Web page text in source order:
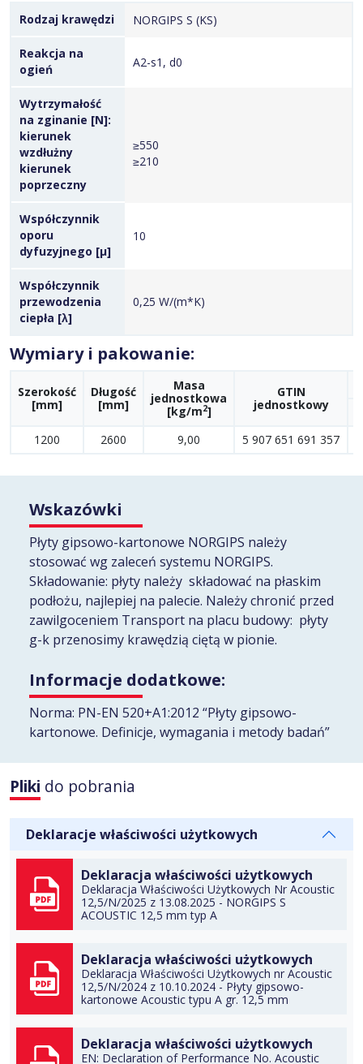
Rodzaj krawędzi NORGIPS S (KS)
Reakcja na
ogień
A2-s1, d0
Wytrzymałość
na zginanie [N]:
kierunek
wzdłużny
kierunek
poprzeczny
≥550
≥210
Współczynnik
oporu
dyfuzyjnego [µ]
10
Współczynnik
przewodzenia
ciepła [λ]
0,25 W/(m*K)
Wymiary i pakowanie:
Szerokość
[mm]
Długość
[mm]
Masa
jednostkowa
[kg/m2]
GTIN
jednostkowy
1200
2600 9,00 5 907 651 691 357
Wskazówki
Płyty gipsowo-kartonowe NORGIPS należy
stosować wg zaleceń systemu NORGIPS.
Składowanie: płyty należy składować na płaskim
podłożu, najlepiej na palecie. Należy chronić przed
zawilgoceniem Transport na placu budowy: płyty
g-k przenosimy krawędzią ciętą w pionie.
Informacje dodatkowe:
Norma: PN-EN 520+A1:2012 “Płyty gipsowo-
kartonowe. Definicje, wymagania i metody badań”
Pliki do pobrania
Deklaracje właściwości użytkowych
POBIERZ
DO TECZKI
Deklaracja właściwości użytkowych
Deklaracja Właściwości Użytkowych Nr Acoustic
12,5/N/2025 z 13.08.2025 - NORGIPS S
ACOUSTIC 12,5 mm typ A
POBIERZ
DO TECZKI
Deklaracja właściwości użytkowych
Deklaracja Właściwości Użytkowych nr Acoustic
12,5/N/2024 z 10.10.2024 - Płyty gipsowo-
kartonowe Acoustic typu A gr. 12,5 mm
DO TECZKI
Deklaracja właściwości użytkowych
EN: Declaration of Performance No. Acoustic